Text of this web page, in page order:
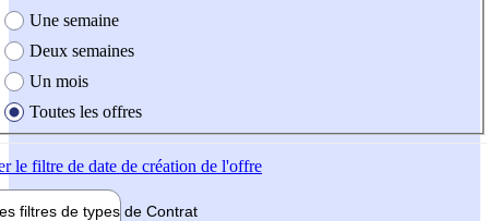
Une semaine
Deux semaines
Un mois
Toutes les offres
le filtre de date de création de l'offre
filtres de types de Contrat